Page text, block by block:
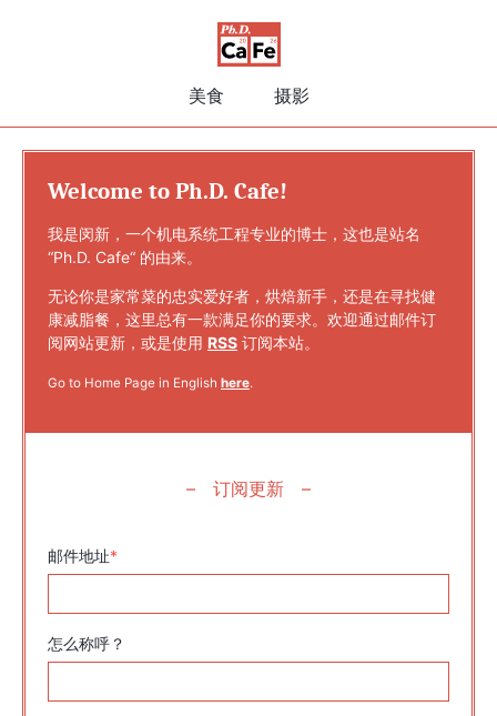
美食 摄影
Welcome to Ph.D. Cafe!
我是闵新，一个机电系统工程专业的博士，这也是站名
“Ph.D. Cafe“ 的由来。
无论你是家常菜的忠实爱好者，烘焙新手，还是在寻找健
康减脂餐，这里总有一款满足你的要求。欢迎通过邮件订
阅网站更新，或是使用 RSS 订阅本站。
Go to Home Page in English here.
订阅更新
邮件地址*
怎么称呼？